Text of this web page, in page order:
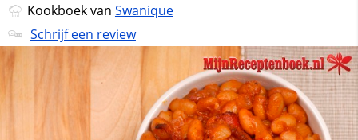
Kookboek van Swanique
Schrijf een review